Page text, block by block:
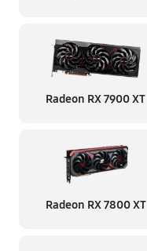
Radeon RX 7900 XT
Radeon RX 7800 XT